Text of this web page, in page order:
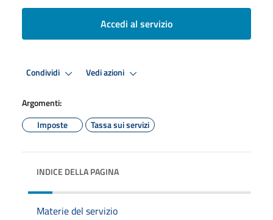
Accedi al servizio
Condividi Vedi azioni
Argomenti:
Imposte
Tassa sui servizi
INDICE DELLA PAGINA
Materie del servizio